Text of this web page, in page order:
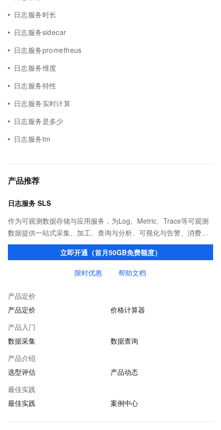
日志服务时长
日志服务sidecar
日志服务prometheus
日志服务维度
日志服务特性
日志服务实时计算
日志服务是多少
日志服务tm
产品推荐
日志服务 SLS
作为可观测数据存储与应用服务，为Log、Metric、Trace等可观测
数据提供一站式采集、加工、查询与分析、可视化与告警、消费与
投递等功能，提升研发、运维、运营、安全等场景化智能应用能
立即开通（首月50GB免费额度）
限时优惠 帮助文档
产品定价
产品定价
价格计算器
产品入门
数据采集
数据查询
产品介绍
选型评估
产品动态
最佳实践
最佳实践
案例中心